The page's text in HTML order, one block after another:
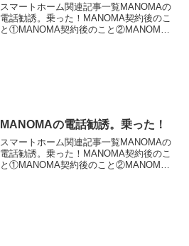
スマートホーム関連記事一覧MANOMAの
電話勧誘。乗った！MANOMA契約後のこ
と①MANOMA契約後のこと②MANOMA
MANOMAの電話勧誘。乗った！
スマートホーム関連記事一覧MANOMAの
電話勧誘。乗った！MANOMA契約後のこ
と①MANOMA契約後のこと②MANOMA